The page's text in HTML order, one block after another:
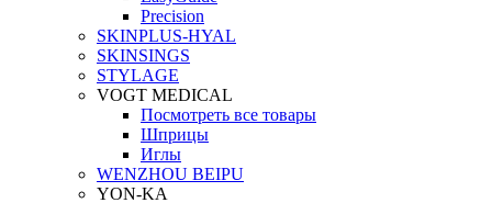
Precision
SKINPLUS-HYAL
SKINSINGS
STYLAGE
VOGT MEDICAL
Посмотреть все товары
Шприцы
Иглы
WENZHOU BEIPU
YON-KA